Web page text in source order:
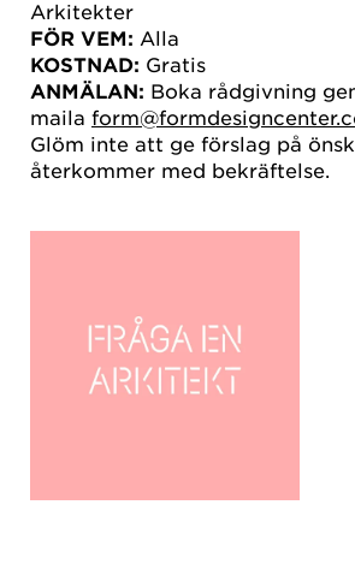
Arkitekter
FÖR VEM: Alla
KOSTNAD: Gratis
ANMÄLAN: Boka rådgivning
maila
Glöm inte att ge förslag på
återkommer med bekräftelse.